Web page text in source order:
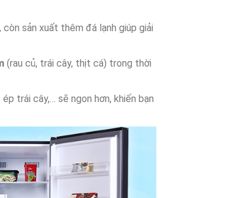
, còn sản xuất thêm đá lạnh giúp giải
(rau củ, trái cây, thịt cá) trong thời
trái cây,… sẽ ngon hơn, khiến bạn